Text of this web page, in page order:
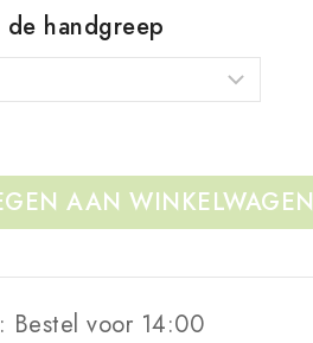
handgreep
AAN WINKELWAGEN
Bestel voor 14:00